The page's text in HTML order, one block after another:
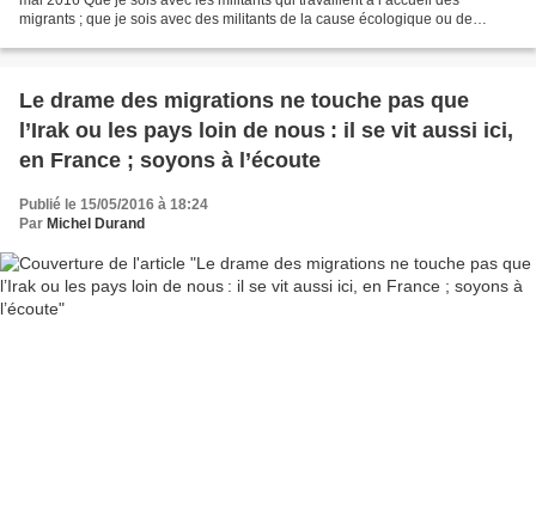
migrants ; que je sois avec des militants de la cause écologique ou de
Le drame des migrations ne touche pas que
l’Irak ou les pays loin de nous : il se vit aussi ici,
en France ; soyons à l’écoute
Publié le 15/05/2016 à 18:24
Par Michel Durand